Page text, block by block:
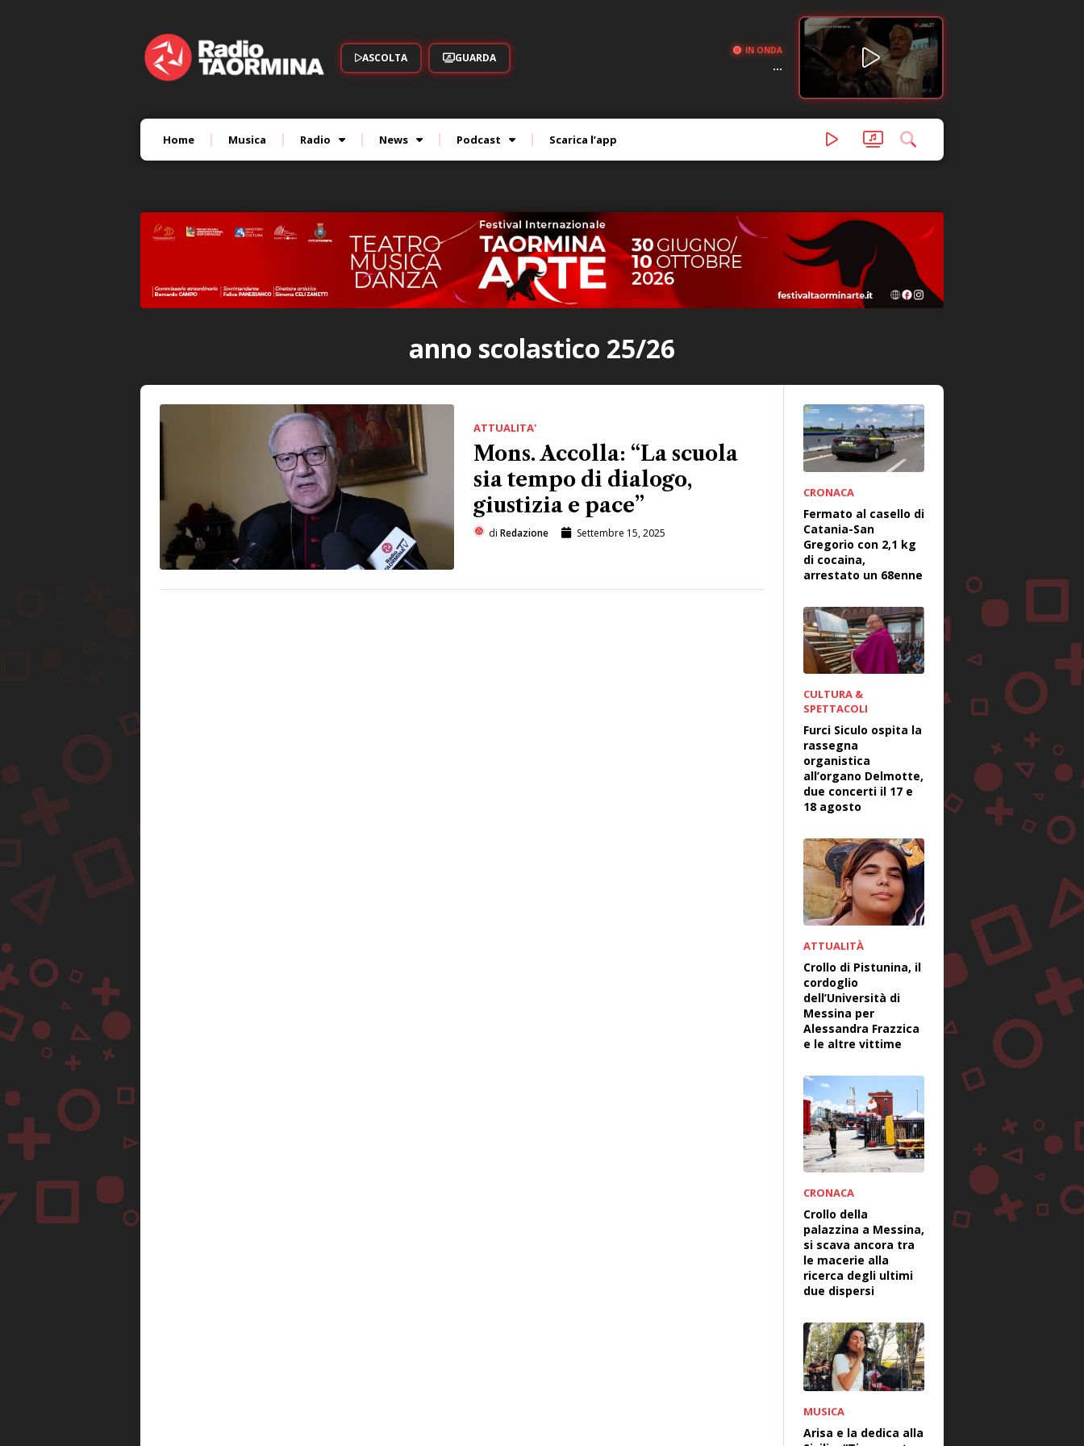
ASCOLTA GUARDA
IN ONDA
...
Home Musica Radio News Podcast Scarica l’app
anno scolastico 25/26
ATTUALITA'
Mons. Accolla: “La scuola
sia tempo di dialogo,
giustizia e pace”
di Redazione Settembre 15, 2025
CRONACA
Fermato al casello di
Catania-San
Gregorio con 2,1 kg
di cocaina,
arrestato un 68enne
CULTURA &
SPETTACOLI
Furci Siculo ospita la
rassegna
organistica
all’organo Delmotte,
due concerti il 17 e
18 agosto
ATTUALITÀ
Crollo di Pistunina, il
cordoglio
dell’Università di
Messina per
Alessandra Frazzica
e le altre vittime
CRONACA
Crollo della
palazzina a Messina,
si scava ancora tra
le macerie alla
ricerca degli ultimi
due dispersi
MUSICA
Arisa e la dedica alla